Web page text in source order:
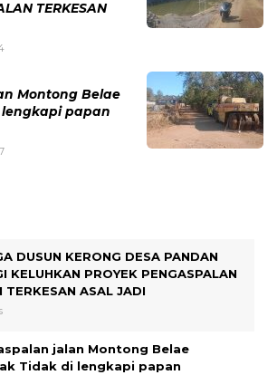
TERKESAN
Montong Belae
papan
DUSUN KERONG DESA PANDAN
KELUHKAN PROYEK PENGASPALAN
TERKESAN ASAL JADI
jalan Montong Belae
Tidak di lengkapi papan